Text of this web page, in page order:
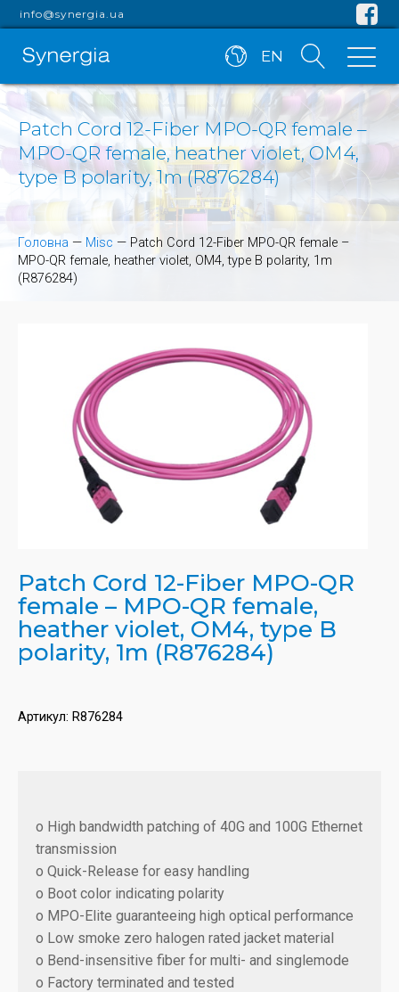
info@synergia.ua
EN
Patch Cord 12-Fiber MPO-QR female –
MPO-QR female, heather violet, OM4,
type B polarity, 1m (R876284)
Головна — Misc — Patch Cord 12-Fiber MPO-QR female –
MPO-QR female, heather violet, OM4, type B polarity, 1m
(R876284)
Patch Cord 12-Fiber MPO-QR
female – MPO-QR female,
heather violet, OM4, type B
polarity, 1m (R876284)
Артикул: R876284
o High bandwidth patching of 40G and 100G Ethernet
transmission
o Quick-Release for easy handling
o Boot color indicating polarity
o MPO-Elite guaranteeing high optical performance
o Low smoke zero halogen rated jacket material
o Bend-insensitive fiber for multi- and singlemode
o Factory terminated and tested